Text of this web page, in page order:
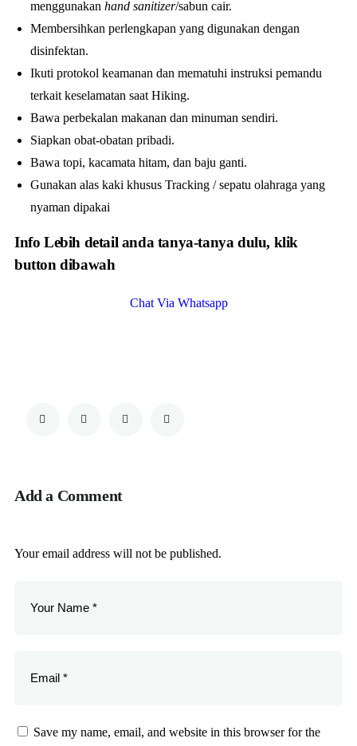
menggunakan hand sanitizer/sabun cair.
Membersihkan perlengkapan yang digunakan dengan
disinfektan.
Ikuti protokol keamanan dan mematuhi instruksi pemandu
terkait keselamatan saat Hiking.
Bawa perbekalan makanan dan minuman sendiri.
Siapkan obat-obatan pribadi.
Bawa topi, kacamata hitam, dan baju ganti.
Gunakan alas kaki khusus Tracking / sepatu olahraga yang
nyaman dipakai
Info Lebih detail anda tanya-tanya dulu, klik
button dibawah
Chat Via Whatsapp
Add a Comment
Your email address will not be published.
Save my name, email, and website in this browser for the